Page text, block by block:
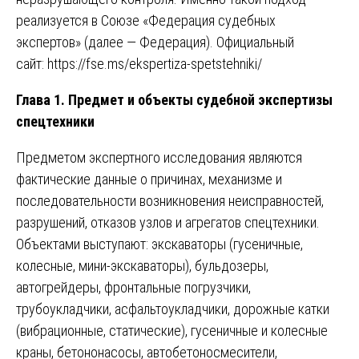
реализуется в Союзе «Федерация судебных
экспертов» (далее — Федерация). Официальный
сайт: https://fse.ms/ekspertiza-spetstehniki/
Глава 1. Предмет и объекты судебной экспертизы
спецтехники
Предметом экспертного исследования являются
фактические данные о причинах, механизме и
последовательности возникновения неисправностей,
разрушений, отказов узлов и агрегатов спецтехники.
Объектами выступают: экскаваторы (гусеничные,
колесные, мини-экскаваторы), бульдозеры,
автогрейдеры, фронтальные погрузчики,
трубоукладчики, асфальтоукладчики, дорожные катки
(вибрационные, статические), гусеничные и колесные
краны, бетононасосы, автобетоносмесители,